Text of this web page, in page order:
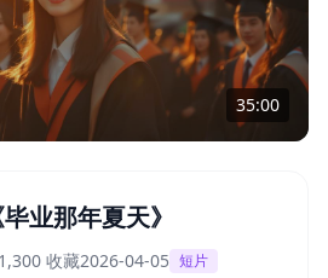
35:00
业那年夏天》
收藏2026-04-05 短片